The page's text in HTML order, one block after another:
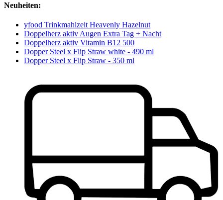
Neuheiten:
yfood Trinkmahlzeit Heavenly Hazelnut
Doppelherz aktiv Augen Extra Tag + Nacht
Doppelherz aktiv Vitamin B12 500
Dopper Steel x Flip Straw white - 490 ml
Dopper Steel x Flip Straw - 350 ml